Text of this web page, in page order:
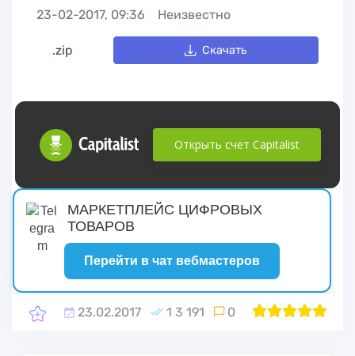
23-02-2017, 09:36 Неизвестно
.zip Скачать
Открыть счет Capitalist
МАРКЕТПЛЕЙС ЦИФРОВЫХ
ТОВАРОВ
Перейти в чат вебмастеров
23.02.2017 1 3 191 0 100
1 2 3 4 5